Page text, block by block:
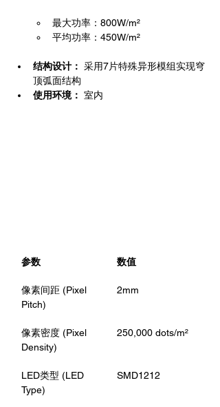
最大功率：800W/m²
平均功率：450W/m²
结构设计： 采用7片特殊异形模组实现穹
顶弧面结构
使用环境： 室内
参数 数值
像素间距 (Pixel
Pitch)
2mm
像素密度 (Pixel
Density)
250,000 dots/m²
LED类型 (LED
Type)
SMD1212